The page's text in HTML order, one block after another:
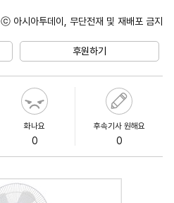
ⓒ 아시아투데이, 무단전재 및 재배포 금지
후원하기
화나요
0
후속기사 원해요
0